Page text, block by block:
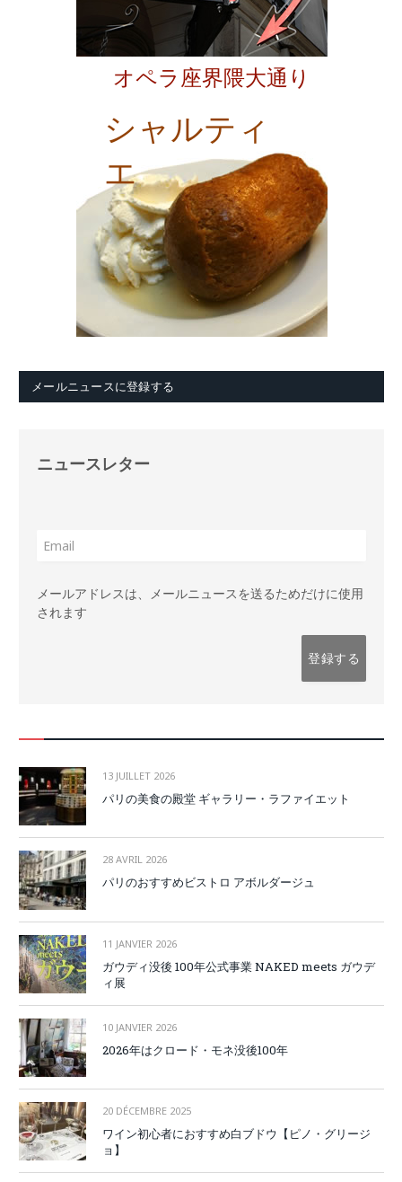
シャルティ
エ
オペラ座界隈大通り
メールニュースに登録する
ニュースレター
メールアドレスは、メールニュースを送るためだけに使用
されます
13 JUILLET 2026
パリの美食の殿堂 ギャラリー・ラファイエット
28 AVRIL 2026
パリのおすすめビストロ アボルダージュ
11 JANVIER 2026
ガウディ没後 100年公式事業 NAKED meets ガウデ
ィ展
10 JANVIER 2026
2026年はクロード・モネ没後100年
20 DÉCEMBRE 2025
ワイン初心者におすすめ白ブドウ【ピノ・グリージ
ョ】